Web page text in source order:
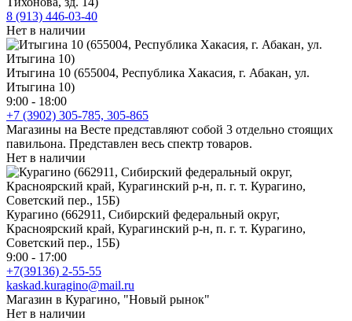
8 (913) 446-03-40
Нет в наличии
Итыгина 10 (655004, Республика Хакасия, г. Абакан, ул.
Итыгина 10)
9:00 - 18:00
+7 (3902) 305-785, 305-865
Магазины на Весте представляют собой 3 отдельно стоящих
павильона. Представлен весь спектр товаров.
Нет в наличии
Курагино (662911, Сибирский федеральный округ,
Красноярский край, Курагинский р-н, п. г. т. Курагино,
Советский пер., 15Б)
9:00 - 17:00
+7(39136) 2-55-55
kaskad.kuragino@mail.ru
Магазин в Курагино, "Новый рынок"
Нет в наличии